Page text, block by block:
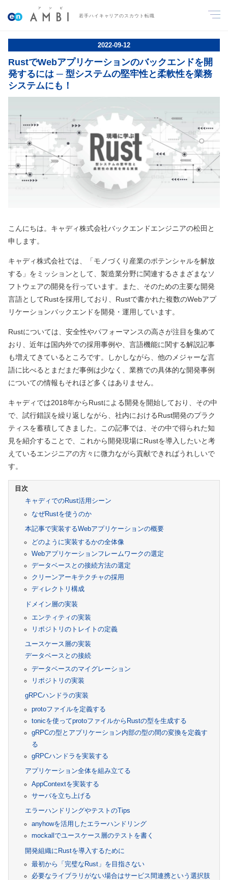
若手ハイキャリアのスカウト転職
2022-09-12
RustでWebアプリケーションのバックエンドを開
発するには ─ 型システムの堅牢性と柔軟性を業務
システムにも！
こんにちは。キャディ株式会社バックエンドエンジニアの松田と
申します。
キャディ株式会社では、「モノづくり産業のポテンシャルを解放
する」をミッションとして、製造業分野に関連するさまざまなソ
フトウェアの開発を行っています。また、そのための主要な開発
言語としてRustを採用しており、Rustで書かれた複数のWebアプ
リケーションバックエンドを開発・運用しています。
Rustについては、安全性やパフォーマンスの高さが注目を集めて
おり、近年は国内外での採用事例や、言語機能に関する解説記事
も増えてきているところです。しかしながら、他のメジャーな言
語に比べるとまだまだ事例は少なく、業務での具体的な開発事例
についての情報もそれほど多くはありません。
キャディでは2018年からRustによる開発を開始しており、その中
で、試行錯誤を繰り返しながら、社内におけるRust開発のプラク
ティスを蓄積してきました。この記事では、その中で得られた知
見を紹介することで、これから開発現場にRustを導入したいと考
えているエンジニアの方々に微力ながら貢献できればうれしいで
す。
キャディでのRust活用シーン
なぜRustを使うのか
本記事で実装するWebアプリケーションの概要
どのように実装するかの全体像
Webアプリケーションフレームワークの選定
データベースとの接続方法の選定
クリーンアーキテクチャの採用
ディレクトリ構成
ドメイン層の実装
エンティティの実装
リポジトリのトレイトの定義
ユースケース層の実装
データベースとの接続
データベースのマイグレーション
リポジトリの実装
gRPCハンドラの実装
protoファイルを定義する
tonicを使ってprotoファイルからRustの型を生成する
gRPCの型とアプリケーション内部の型の間の変換を定義す
る
gRPCハンドラを実装する
アプリケーション全体を組み立てる
AppContextを実装する
サーバを立ち上げる
エラーハンドリングやテストのTips
anyhowを活用したエラーハンドリング
mockallでユースケース層のテストを書く
開発組織にRustを導入するために
最初から「完璧なRust」を目指さない
必要なライブラリがない場合はサービス間連携という選択肢